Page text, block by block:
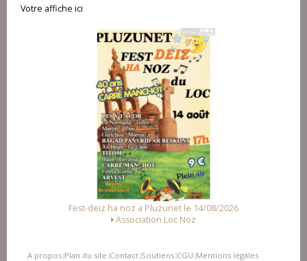
Votre affiche ici
Fest-deiz ha noz a Pluzunet le 14/08/2026
Association Loc Noz
A propos Plan du site Contact Soutiens CGU Mentions légales